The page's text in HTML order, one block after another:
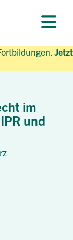
Jetzt
im
und